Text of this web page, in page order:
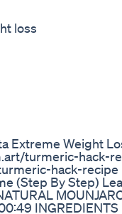
loss
Extreme Weight
turmeric-hack-
hack-recipe
(Step By Step)
INGREDIENTS